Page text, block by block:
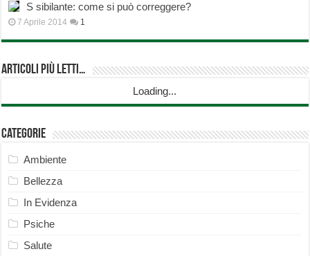
S sibilante: come si può correggere?
7 Aprile 2014 1
Articoli più Letti…
Loading...
Categorie
Ambiente
Bellezza
In Evidenza
Psiche
Salute